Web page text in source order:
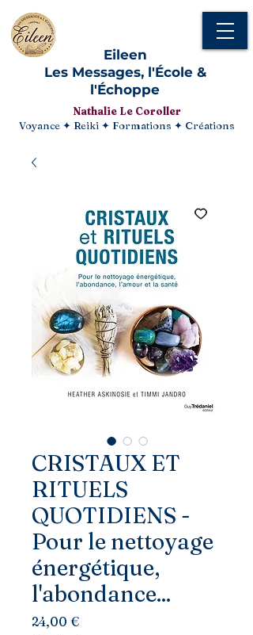
Eileen
Les Messages, l'École &
l'Échoppe
Nathalie Le Coroller
Voyance ✦ Reiki ✦ Formations ✦ Créations
CRISTAUX ET
RITUELS
QUOTIDIENS -
Pour le nettoyage
énergétique,
l'abondance...
24,00 €Prix